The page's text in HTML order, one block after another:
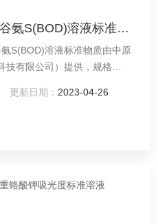
BWZ6818-2016葡萄糖-谷氨S(BOD)溶液标准物质
S(BOD)溶液标准物质由中原
技有限公司）提供，规格
更新日期： 2023-04-26